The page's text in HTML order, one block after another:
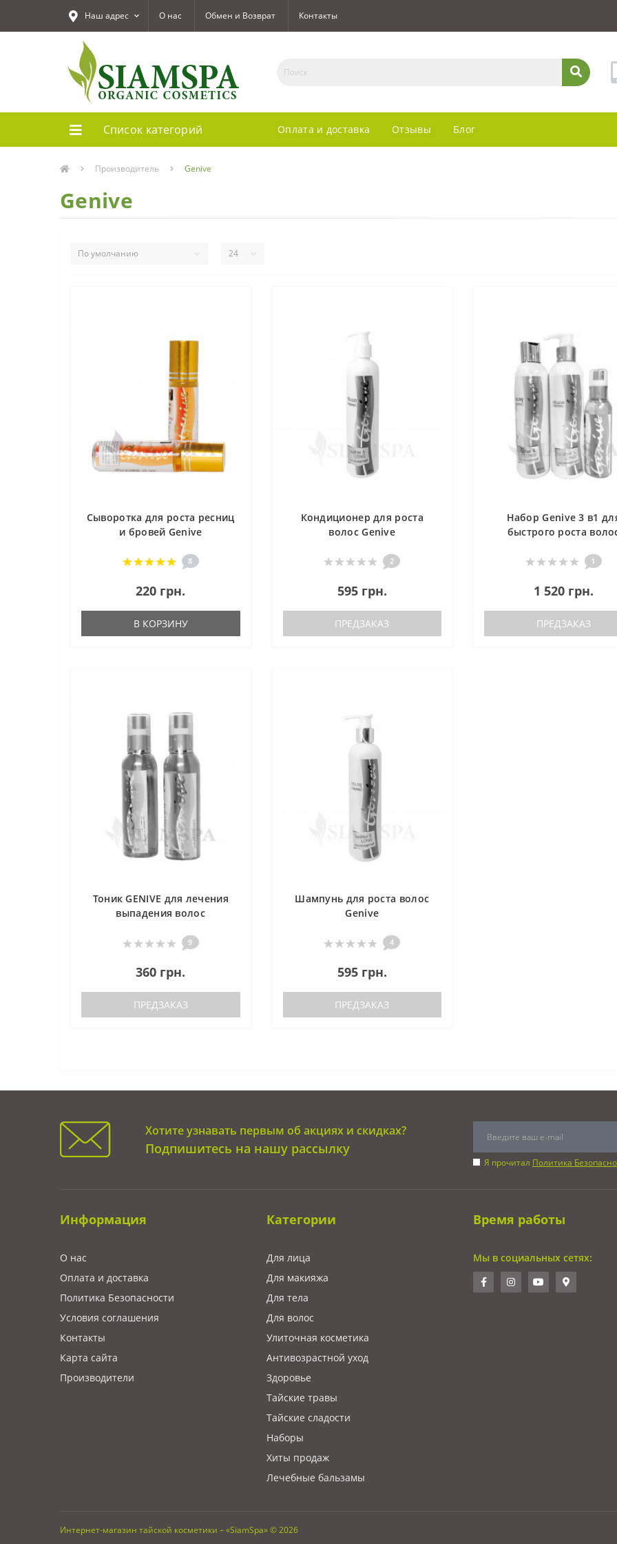
Наш адрес О нас Обмен и Возврат Контакты
Список категорий Оплата и доставка Отзывы Блог
Производитель Genive
Genive
Сыворотка для роста ресниц
и бровей Genive
8
220 грн.
В КОРЗИНУ
Кондиционер для роста
волос Genive
2
595 грн.
ПРЕДЗАКАЗ
Набор Genive 3 в1
быстрого роста
1
1 520 грн.
ПРЕДЗАКАЗ
Тоник GENIVE для лечения
выпадения волос
9
360 грн.
ПРЕДЗАКАЗ
Шампунь для роста волос
Genive
4
595 грн.
ПРЕДЗАКАЗ
Хотите узнавать первым об акциях и скидках?
Подпишитесь на нашу рассылку
Я прочитал Политика
Информация
О нас
Оплата и доставка
Политика Безопасности
Условия соглашения
Контакты
Карта сайта
Производители
Категории
Для лица
Для макияжа
Для тела
Для волос
Улиточная косметика
Антивозрастной уход
Здоровье
Тайские травы
Тайские сладости
Наборы
Хиты продаж
Лечебные бальзамы
Время работы
Мы в социальных сетях:
Интернет-магазин тайской косметики – «SiamSpa» © 2026